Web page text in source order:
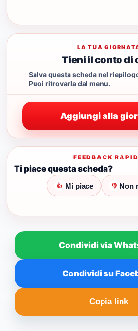
LA TUA
Tieni il conto di
Salva questa scheda nel
Puoi ritrovarla dal menu.
Aggiungi alla
FEEDBACK
Ti piace questa scheda?
👍 Mi piace 👎 Non
Condividi via
Condividi su
Copia link